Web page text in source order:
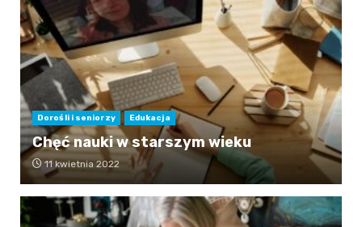
Dorośli i seniorzy Edukacja
Chęć nauki w starszym wieku
11 kwietnia 2022